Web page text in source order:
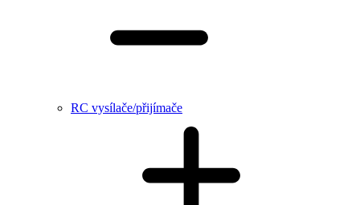
RC vysílače/přijímače